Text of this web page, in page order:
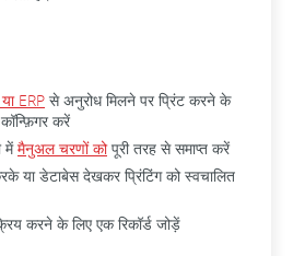
ERP से अनुरोध मिलने पर प्रिंट करने के
करें
मेंमैनुअल चरणों कोपूरी तरह से समाप्त करें
या डेटाबेस देखकर प्रिंटिंग को स्वचालित
करने के लिए एक रिकॉर्ड जोड़ें